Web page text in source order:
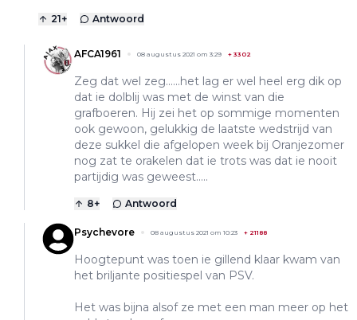
21+ Antwoord
AFCA1961 08 augustus 2021 om 3:29 + 3302
Zeg dat wel zeg......het lag er wel heel erg dik op
dat ie dolblij was met de winst van die
grafboeren. Hij zei het op sommige momenten
ook gewoon, gelukkig de laatste wedstrijd van
deze sukkel die afgelopen week bij Oranjezomer
nog zat te orakelen dat ie trots was dat ie nooit
partijdig was geweest.....
8+ Antwoord
Psychevore 08 augustus 2021 om 10:23 + 21188
Hoogtepunt was toen ie gillend klaar kwam van
het briljante positiespel van PSV.
Het was bijna alsof ze met een man meer op het